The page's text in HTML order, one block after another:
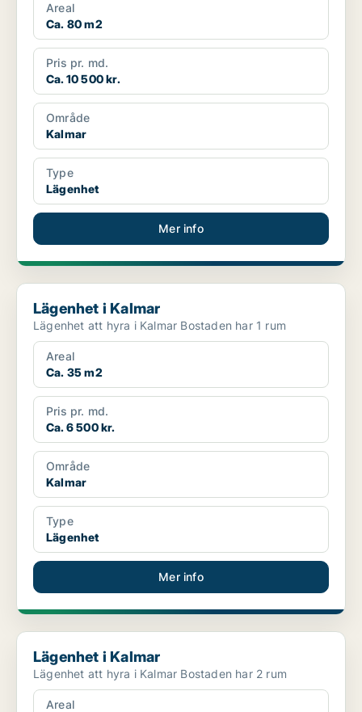
Areal
Ca. 80 m2
Pris pr. md.
Ca. 10 500 kr.
Område
Kalmar
Type
Lägenhet
Mer info
Lägenhet i Kalmar
Lägenhet i Kalmar
Lägenhet att hyra i Kalmar Bostaden har 1 rum
Areal
Ca. 35 m2
Pris pr. md.
Ca. 6 500 kr.
Område
Kalmar
Type
Lägenhet
Mer info
Lägenhet i Kalmar
Lägenhet i Kalmar
Lägenhet att hyra i Kalmar Bostaden har 2 rum
Areal